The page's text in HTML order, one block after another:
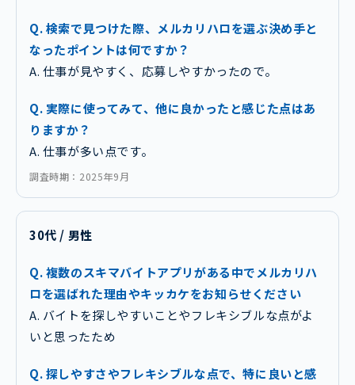
Q. 検索で見つけた際、メルカリハロを選ぶ決め手と
なったポイントは何ですか？
A. 仕事が見やすく、応募しやすかったので。
Q. 実際に使ってみて、他に良かったと感じた点はあ
りますか？
A. 仕事が多い点です。
調査時期：2025年9月
30代 / 男性
Q. 複数のスキマバイトアプリがある中でメルカリハ
ロを選ばれた理由やキッカケをお知らせください
A. バイトを探しやすいことやフレキシブルな点がよ
いと思ったため
Q. 探しやすさやフレキシブルな点で、特に良いと感